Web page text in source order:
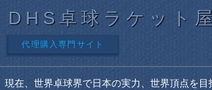
DHS卓球ラケット屋
代理購入専門サイト
現在、世界卓球界で日本の実力、世界頂点を